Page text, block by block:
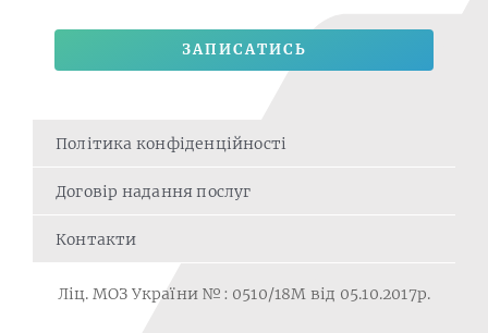
ЗАПИСАТИСЬ
Політика конфіденційності
Договір надання послуг
Контакти
Ліц. МОЗ України №: 0510/18M від 05.10.2017р.